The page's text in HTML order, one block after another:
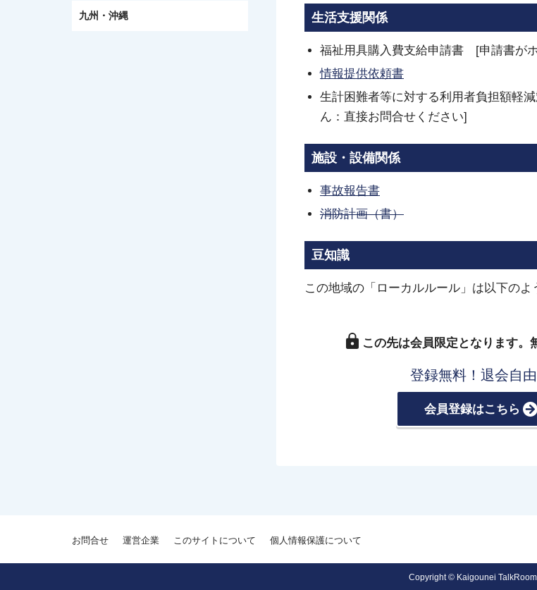
九州・沖縄 生活支援関係
福祉用具購入費支給申請書 [申請書が
情報提供依頼書
生計困難者等に対する利用者負担額軽
ん：直接お問合せください]
施設・設備関係
事故報告書
消防計画（書）
豆知識
この地域の「ローカルルール」は以下のよ
この先は会員限定となります。
登録無料！退会自由
会員登録はこちら
お問合せ 運営企業 このサイトについて 個人情報保護について
Copyright © Kaigounei